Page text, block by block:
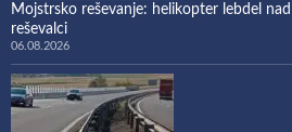
Mojstrsko reševanje: helikopter lebdel
reševalci
06.08.2026